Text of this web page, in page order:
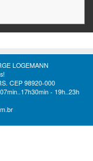
LOGEMANN
CEP 98920-000
- 19h..23h